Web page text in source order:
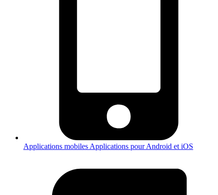
Applications mobiles Applications pour Android et iOS